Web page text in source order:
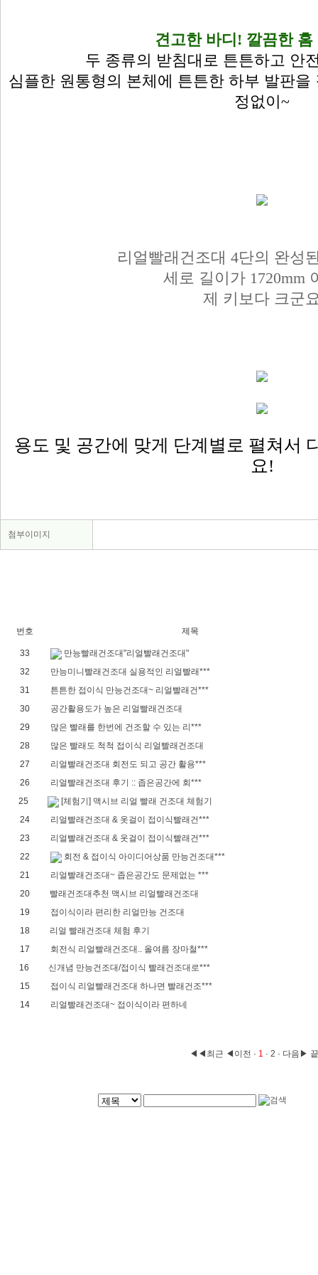
견고한 바디! 깔끔한 홈
두 종류의 받침대로 튼튼하고 안
심플한 원통형의 본체에 튼튼한 하부 발판
정없이~
리얼빨래건조대 4단의 완성
세로 길이가 1720mm
제 키보다 크군
용도 및 공간에 맞게 단계별로 펼쳐서
요!​
첨부이미지
번호 제목
33
만능빨래건조대"리얼빨래건조대"
32
만능미니빨래건조대 실용적인 리얼빨래***
31
튼튼한 접이식 만능건조대~ 리얼빨래건***
30
공간활용도가 높은 리얼빨래건조대
29
많은 빨래를 한번에 건조할 수 있는 리***
28
많은 빨래도 척척 접이식 리얼빨래건조대
27
리얼빨래건조대 회전도 되고 공간 활용***
26
리얼빨래건조대 후기 :: 좁은공간에 회***
25
[체험기] 맥시브 리얼 빨래 건조대 체험기
24
리얼빨래건조대 & 옷걸이 접이식빨래건***
23
리얼빨래건조대 & 옷걸이 접이식빨래건***
22
회전 & 접이식 아이디어상품 만능건조대***
21
리얼빨래건조대~ 좁은공간도 문제없는 ***
20
빨래건조대추천 맥시브 리얼빨래건조대
19
접이식이라 편리한 리얼만능 건조대
18
리얼 빨래건조대 체험 후기
17
회전식 리얼빨래건조대.. 올여름 장마철***
16
신개념 만능건조대/접이식 빨래건조대로***
15
접이식 리얼빨래건조대 하나면 빨래건조***
14
리얼빨래건조대~ 접이식이라 편하네
◀◀최근 ◀이전 · 1 · 2 · 다음▶